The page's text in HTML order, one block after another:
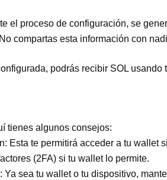
el proceso de configuración, se
compartas esta información con
podrás recibir SOL
tienes algunos consejos:
Esta te permitirá acceder a tu wallet
(2FA) si tu wallet lo permite.
Ya sea tu wallet o tu dispositivo,